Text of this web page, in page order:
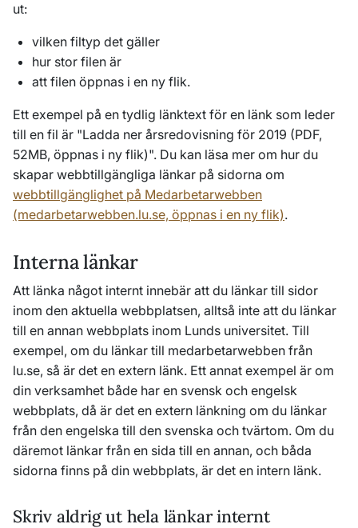
ut:
vilken filtyp det gäller
hur stor filen är
att filen öppnas i en ny flik.
Ett exempel på en tydlig länktext för en länk som leder
till en fil är "Ladda ner årsredovisning för 2019 (PDF,
52MB, öppnas i ny flik)". Du kan läsa mer om hur du
skapar webbtillgängliga länkar på sidorna om
webbtillgänglighet på Medarbetarwebben
(medarbetarwebben.lu.se, öppnas i en ny flik).
Interna länkar
Att länka något internt innebär att du länkar till sidor
inom den aktuella webbplatsen, alltså inte att du länkar
till en annan webbplats inom Lunds universitet. Till
exempel, om du länkar till medarbetarwebben från
lu.se, så är det en extern länk. Ett annat exempel är om
din verksamhet både har en svensk och engelsk
webbplats, då är det en extern länkning om du länkar
från den engelska till den svenska och tvärtom. Om du
däremot länkar från en sida till en annan, och båda
sidorna finns på din webbplats, är det en intern länk.
Skriv aldrig ut hela länkar internt